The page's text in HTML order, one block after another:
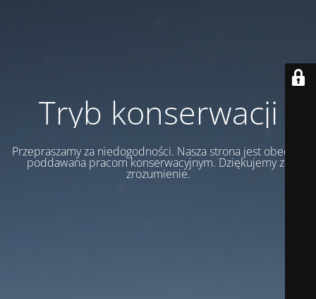
Tryb konserwacji
Przepraszamy za niedogodności. Nasza strona jest obecnie
poddawana pracom konserwacyjnym. Dziękujemy za
zrozumienie.